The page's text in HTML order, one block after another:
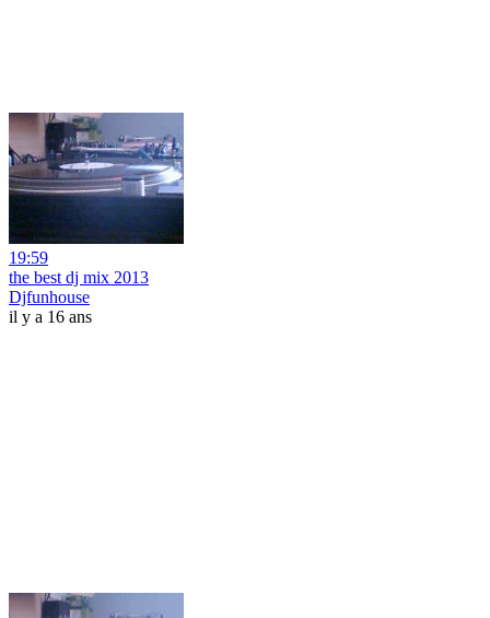
19:59
the best dj mix 2013
Djfunhouse
il y a 16 ans